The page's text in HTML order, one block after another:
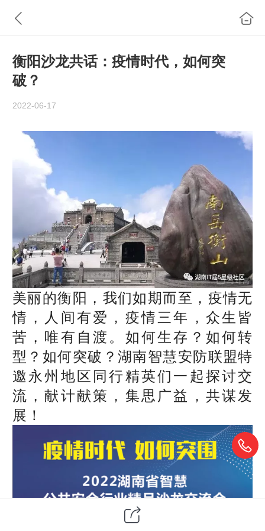
衡阳沙龙共话：疫情时代，如何突
破？
2022-06-17
美丽的衡阳，我们如期而至，疫情无
情，人间有爱，疫情三年，众生皆
苦，唯有自渡。如何生存？如何转
型？如何突破？湖南智慧安防联盟特
邀永州地区同行精英们一起探讨交
流，献计献策，集思广益，共谋发
展！
本次联合主办单位共6个厂家: